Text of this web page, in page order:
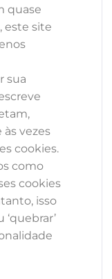
quase
este site
sua
vezes
cookies.
como
cookies
isso